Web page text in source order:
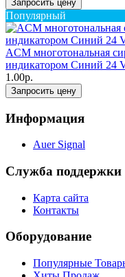
Запросить цену
Популярный
ACM многотональная
индикатором Синий 24
1.00р.
Запросить цену
Информация
Auer Signal
Служба поддержки
Карта сайта
Контакты
Оборудование
Популярные